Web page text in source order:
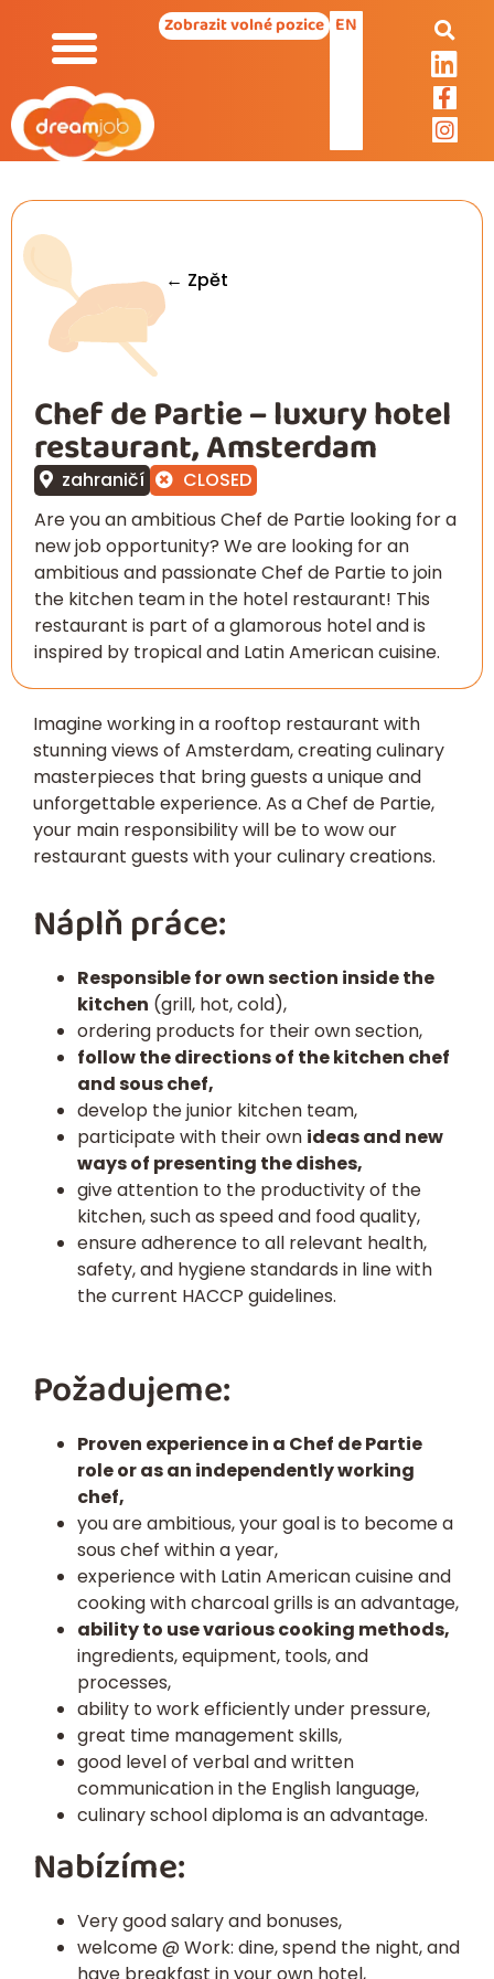
Zobrazit volné pozice EN
← Zpět
Chef de Partie – luxury hotel
restaurant, Amsterdam
zahraničí
CLOSED
Are you an ambitious Chef de Partie looking for a
new job opportunity? We are looking for an
ambitious and passionate Chef de Partie to join
the kitchen team in the hotel restaurant! This
restaurant is part of a glamorous hotel and is
inspired by tropical and Latin American cuisine.
Imagine working in a rooftop restaurant with
stunning views of Amsterdam, creating culinary
masterpieces that bring guests a unique and
unforgettable experience. As a Chef de Partie,
your main responsibility will be to wow our
restaurant guests with your culinary creations.
Náplň práce:
Responsible for own section inside the
kitchen (grill, hot, cold),
ordering products for their own section,
follow the directions of the kitchen chef
and sous chef,
develop the junior kitchen team,
participate with their own ideas and new
ways of presenting the dishes,
give attention to the productivity of the
kitchen, such as speed and food quality,
ensure adherence to all relevant health,
safety, and hygiene standards in line with
the current HACCP guidelines.
Požadujeme:
Proven experience in a Chef de Partie
role or as an independently working
chef,
you are ambitious, your goal is to become a
sous chef within a year,
experience with Latin American cuisine and
cooking with charcoal grills is an advantage,
ability to use various cooking methods,
ingredients, equipment, tools, and
processes,
ability to work efficiently under pressure,
great time management skills,
good level of verbal and written
communication in the English language,
culinary school diploma is an advantage.
Nabízíme:
Very good salary and bonuses,
welcome @ Work: dine, spend the night, and